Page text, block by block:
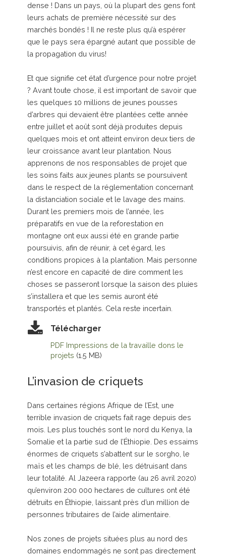
dense ! Dans un pays, où la plupart des gens font
leurs achats de première nécessité sur des
marchés bondés ! Il ne reste plus qu’à espérer
que le pays sera épargné autant que possible de
la propagation du virus!
Et que signifie cet état d’urgence pour notre projet
? Avant toute chose, il est important de savoir que
les quelques 10 millions de jeunes pousses
d’arbres qui devaient être plantées cette année
entre juillet et août sont déjà produites depuis
quelques mois et ont atteint environ deux tiers de
leur croissance avant leur plantation. Nous
apprenons de nos responsables de projet que
les soins faits aux jeunes plants se poursuivent
dans le respect de la réglementation concernant
la distanciation sociale et le lavage des mains.
Durant les premiers mois de l’année, les
préparatifs en vue de la reforestation en
montagne ont eux aussi été en grande partie
poursuivis, afin de réunir, à cet égard, les
conditions propices à la plantation. Mais personne
n’est encore en capacité de dire comment les
choses se passeront lorsque la saison des pluies
s’installera et que les semis auront été
transportés et plantés. Cela reste incertain.
Télécharger
PDF Impressions de la travaille dons le
projets (1.5 MB)
L’invasion de criquets
Dans certaines régions Afrique de l’Est, une
terrible invasion de criquets fait rage depuis des
mois. Les plus touchés sont le nord du Kenya, la
Somalie et la partie sud de l’Éthiopie. Des essaims
énormes de criquets s’abattent sur le sorgho, le
maïs et les champs de blé, les détruisant dans
leur totalité. Al Jazeera rapporte (au 26 avril 2020)
qu’environ 200 000 hectares de cultures ont été
détruits en Éthiopie, laissant près d’un million de
personnes tributaires de l’aide alimentaire.
Nos zones de projets situées plus au nord des
domaines endommagés ne sont pas directement